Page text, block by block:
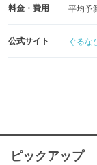
料金・費用 平均
公式サイト ぐるな
ピックアップ